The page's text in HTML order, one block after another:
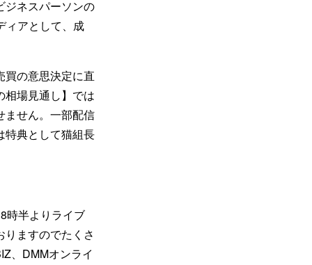
ジネスパーソンの
ィアとして、成
買の意思決定に直
相場見通し】では
ません。一部配信
特典として猫組長
時半よりライブ
ますのでたくさ
、DMMオンライ